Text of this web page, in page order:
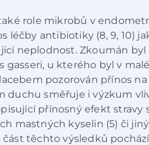
role mikrobů v
léčby antibiotiky (8, 9, 10)
neplodnost. Zkoumán
gasseri, u kterého byl v
pozorován přínos
duchu směřuje i výzkum
přínosný efekt stravy
mastných kyselin (5) či
část těchto výsledků